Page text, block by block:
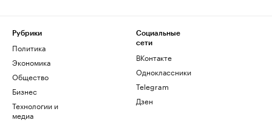
Рубрики
Политика
Экономика
Общество
Бизнес
Технологии и
медиа
Социальные
сети
ВКонтакте
Одноклассники
Telegram
Дзен